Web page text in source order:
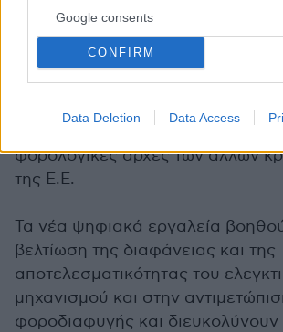
Google consents
CONFIRM
Data Deletion Data Access
προβλέπει ρυθμίσεις με τις
πλατφόρμες υποχρεώνονται να
στην ΑΑΔΕ τα δεδομένα των
πραγματοποιούν οι χρήστες τους,
διασταυρώσεις στοιχείων και
φορολογικές αρχές των άλλων
της Ε.Ε.
Τα νέα ψηφιακά εργαλεία
βελτίωση της διαφάνειας και της
αποτελεσματικότητας του
μηχανισμού και στην
φοροδιαφυγής και διευκολύνουν